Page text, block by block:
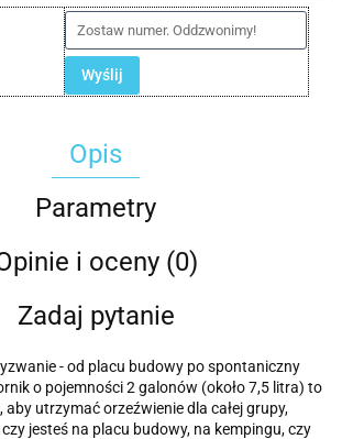
Wyślij
Opis
Parametry
i oceny (0)
Zadaj pytanie
- od placu budowy po spontaniczny
o pojemności 2 galonów (około 7,5 litra) to
aby utrzymać orzeźwienie dla całej grupy,
jesteś na placu budowy, na kempingu, czy